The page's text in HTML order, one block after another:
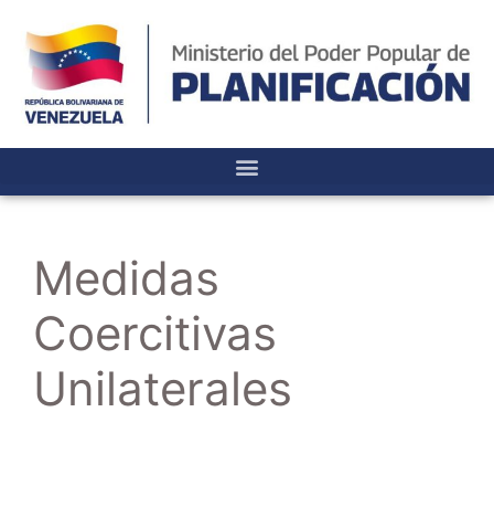
Medidas
Coercitivas
Unilaterales